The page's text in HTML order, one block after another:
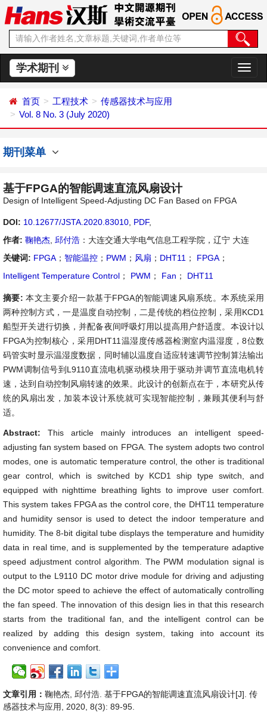
学术期刊
切
换
首页 工程技术
传感器技术与应用
Vol. 8 No. 3 (July 2020)
期刊菜单
基于FPGA的智能调速直流风扇设计
Design of Intelligent Speed-Adjusting DC Fan Based on FPGA
DOI: 10.12677/JSTA.2020.83010 PDF,
作者: 鞠艳杰 邱付浩 ：大连交通大学电气信息工程学院，辽宁 大连
关键词: FPGA ； 智能温控 ； PWM ； 风扇 ； DHT11 ； FPGA ；
Intelligent Temperature Control ； PWM ； Fan ； DHT11
摘要:本文主要介绍一款基于FPGA的智能调速风扇系统。本系统采用
两种控制方式，一是温度自动控制，二是传统的档位控制，采用KCD1
船型开关进行切换，并配备夜间呼吸灯用以提高用户舒适度。本设计以
FPGA为控制核心，采用DHT11温湿度传感器检测室内温湿度，8位数
码管实时显示温湿度数据，同时辅以温度自适应转速调节控制算法输出
PWM调制信号到L9110直流电机驱动模块用于驱动并调节直流电机转
速，达到自动控制风扇转速的效果。此设计的创新点在于，本研究从传
统的风扇出发，加装本设计系统就可实现智能控制，兼顾其便利与舒
适。
Abstract: This article mainly introduces an intelligent speed-
adjusting fan system based on FPGA. The system adopts two control
modes, one is automatic temperature control, the other is traditional
gear control, which is switched by KCD1 ship type switch, and
equipped with nighttime breathing lights to improve user comfort.
This system takes FPGA as the control core, the DHT11 temperature
and humidity sensor is used to detect the indoor temperature and
humidity. The 8-bit digital tube displays the temperature and humidity
data in real time, and is supplemented by the temperature adaptive
speed adjustment control algorithm. The PWM modulation signal is
output to the L9110 DC motor drive module for driving and adjusting
the DC motor speed to achieve the effect of automatically controlling
the fan speed. The innovation of this design lies in that this research
starts from the traditional fan, and the intelligent control can be
realized by adding this design system, taking into account its
convenience and comfort.
文章引用： 鞠艳杰, 邱付浩. 基于FPGA的智能调速直流风扇设计[J]. 传
感器技术与应用, 2020, 8(3): 89-95.